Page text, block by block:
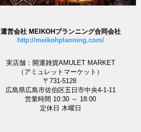
運営会社 MEIKOHプランニング合同会社
http://meikohplanning.com/
実店舗：開運雑貨AMULET MARKET
（アミュレットマーケット）
〒731-5128
広島県広島市佐伯区五日市中央4-1-11
営業時間 10:30 ～ 18:00
定休日 木曜日